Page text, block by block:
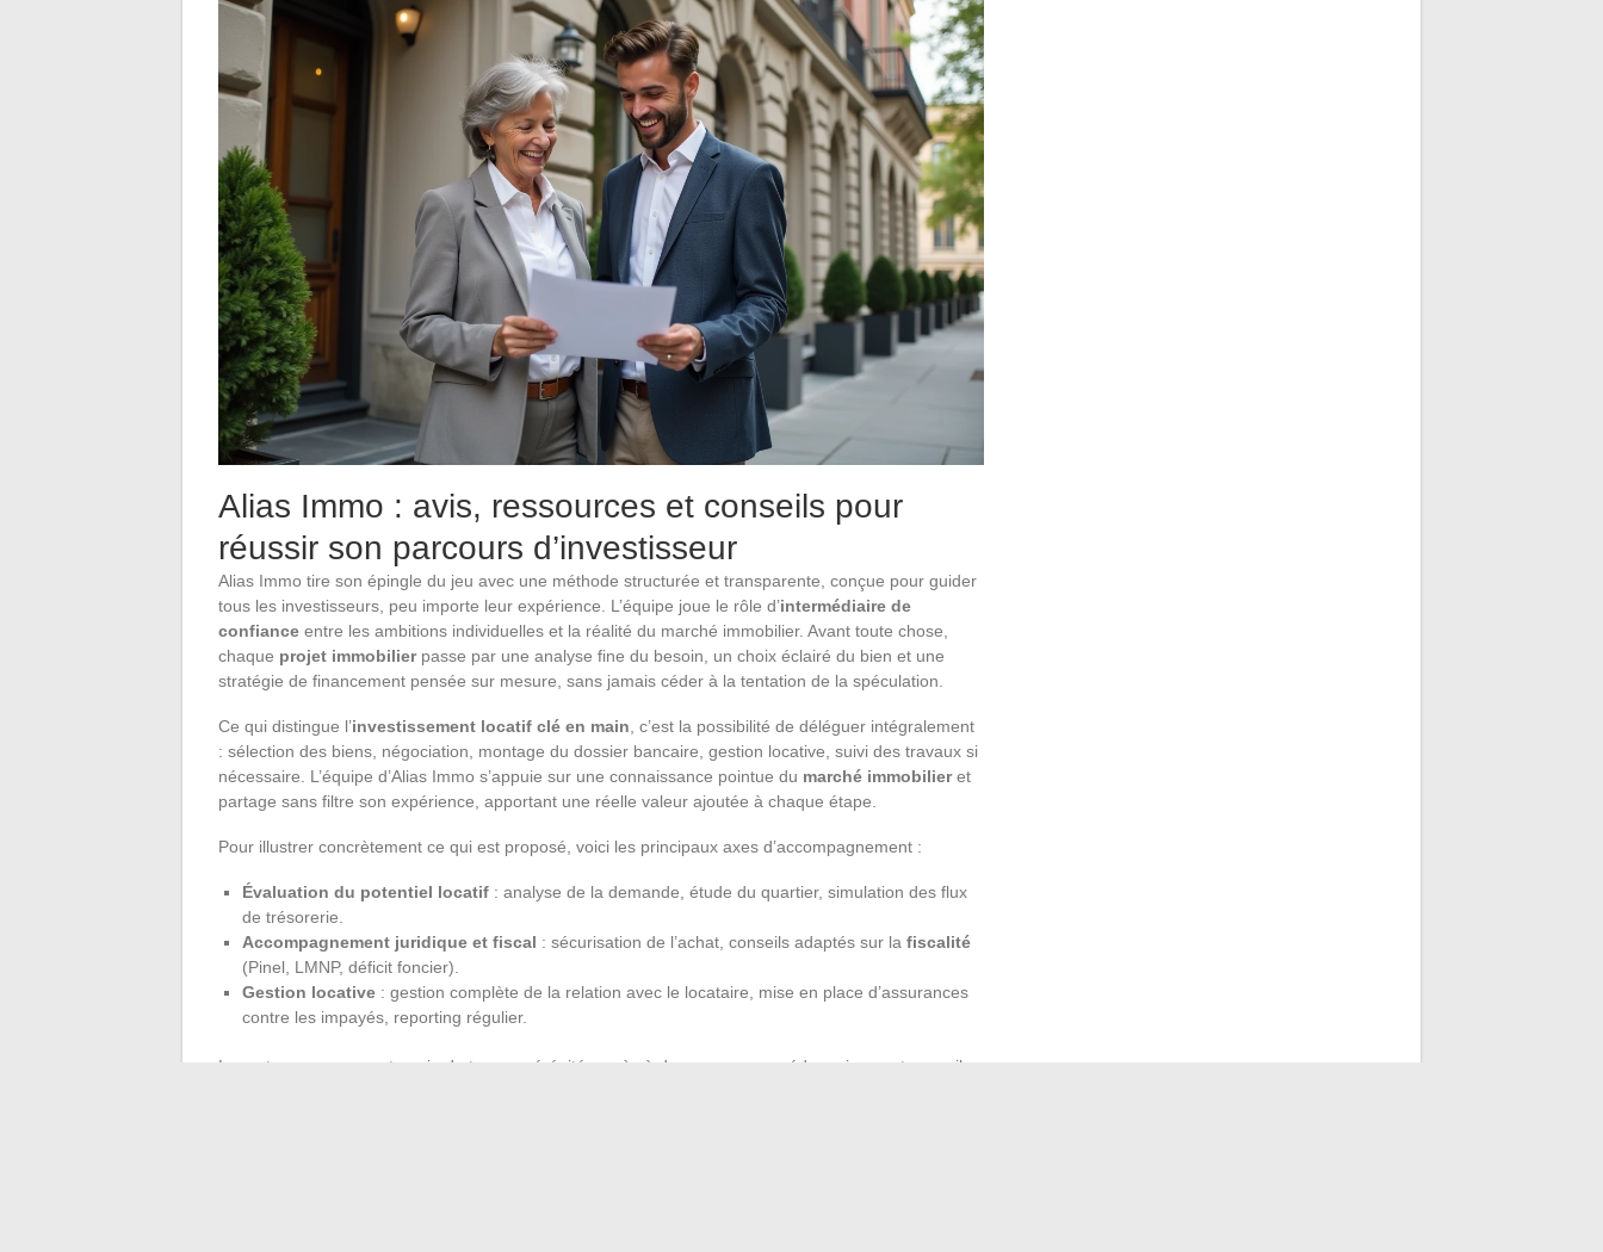
Alias Immo : avis, ressources et conseils pour
réussir son parcours d’investisseur
Alias Immo tire son épingle du jeu avec une méthode structurée et transparente, conçue pour guider
tous les investisseurs, peu importe leur expérience. L’équipe joue le rôle d’intermédiaire de
confiance entre les ambitions individuelles et la réalité du marché immobilier. Avant toute chose,
chaque projet immobilierpasse par une analyse fine du besoin, un choix éclairé du bien et une
stratégie de financement pensée sur mesure, sans jamais céder à la tentation de la spéculation.
Ce qui distingue l’investissement locatif clé en main , c’est la possibilité de déléguer intégralement
: sélection des biens, négociation, montage du dossier bancaire, gestion locative, suivi des travaux si
nécessaire. L’équipe d’Alias Immo s’appuie sur une connaissance pointue du marché immobilieret
partage sans filtre son expérience, apportant une réelle valeur ajoutée à chaque étape.
Pour illustrer concrètement ce qui est proposé, voici les principaux axes d’accompagnement :
Évaluation du potentiel locatif : analyse de la demande, étude du quartier, simulation des flux
de trésorerie.
Accompagnement juridique et fiscal : sécurisation de l’achat, conseils adaptés sur la fiscalité
(Pinel, LMNP, déficit foncier).
Gestion locative : gestion complète de la relation avec le locataire, mise en place d’assurances
contre les impayés, reporting régulier.
Les retours convergent : gain de temps, sérénité, accès à des ressources pédagogiques et conseils